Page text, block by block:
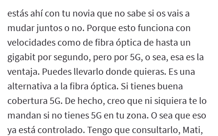
estás ahí con tu novia que no sabe si os vais a
mudar juntos o no. Porque esto funciona con
velocidades como de fibra óptica de hasta un
gigabit por segundo, pero por 5G, o sea, esa es la
ventaja. Puedes llevarlo donde quieras. Es una
alternativa a la fibra óptica. Si tienes buena
cobertura 5G. De hecho, creo que ni siquiera te lo
mandan si no tienes 5G en tu zona. O sea que eso
ya está controlado. Tengo que consultarlo, Mati,